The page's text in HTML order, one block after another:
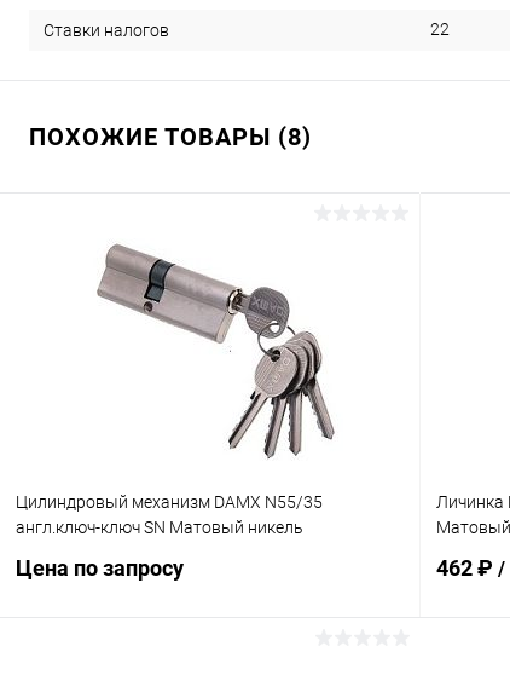
Ставки налогов 22
ПОХОЖИЕ ТОВАРЫ (8)
Цилиндровый механизм DAMX N55/35
англ.ключ-ключ SN Матовый никель
Цена по запросу
Личинка
462 ₽ /